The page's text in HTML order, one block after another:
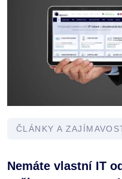
ČLÁNKY A
Nemáte vlastní IT